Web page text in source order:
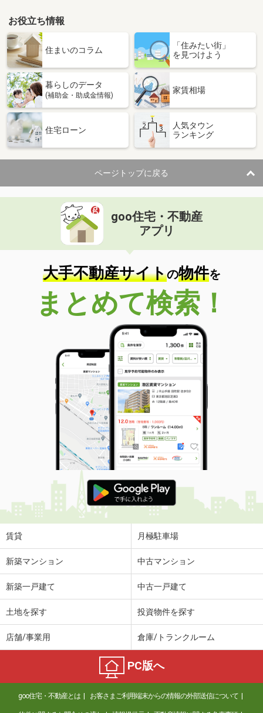
お役立ち情報
住まいのコラム
「住みたい街」
を見つけよう
暮らしのデータ
(補助金・助成金情報)
家賃相場
住宅ローン
人気タウン
ランキング
ページトップに戻る
goo住宅・不動産
アプリ
大手不動産サイトの物件を
まとめて検索！
賃貸 月極駐車場
新築マンション 中古マンション
新築一戸建て 中古一戸建て
土地を探す 投資物件を探す
店舗/事業用 倉庫/トランクルーム
PC版へ
goo住宅・不動産とは お客さまご利用端末からの情報の外部送信について